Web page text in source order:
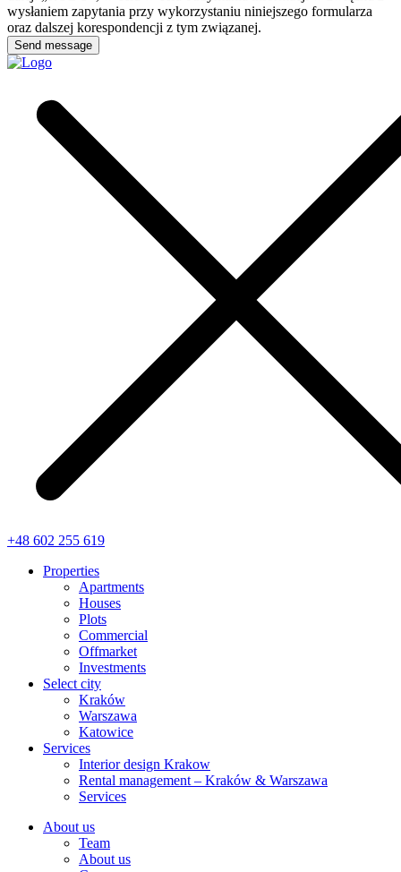
wysłaniem zapytania przy wykorzystaniu niniejszego formularza
oraz dalszej korespondencji z tym związanej.
+48 602 255 619
Properties
Apartments
Houses
Plots
Commercial
Offmarket
Investments
Select city
Kraków
Warszawa
Katowice
Services
Interior design Krakow
Rental management – Kraków & Warszawa
Services
About us
Team
About us